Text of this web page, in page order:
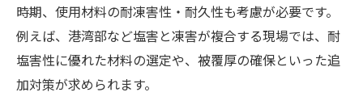
時期、使用材料の耐凍害性・耐久性も考慮が必要です。
例えば、港湾部など塩害と凍害が複合する現場では、耐
塩害性に優れた材料の選定や、被覆厚の確保といった追
加対策が求められます。